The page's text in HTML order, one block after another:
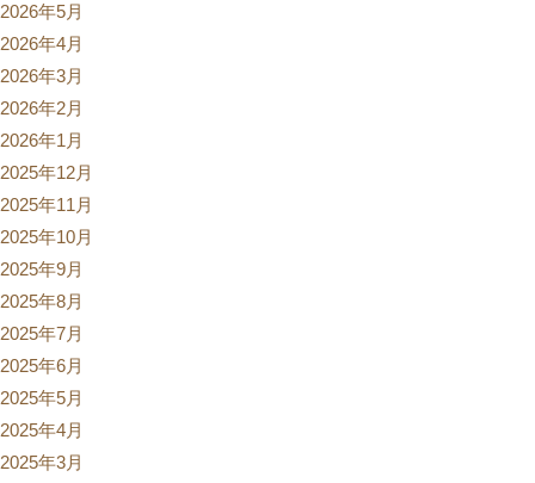
2026年5月
2026年4月
2026年3月
2026年2月
2026年1月
2025年12月
2025年11月
2025年10月
2025年9月
2025年8月
2025年7月
2025年6月
2025年5月
2025年4月
2025年3月